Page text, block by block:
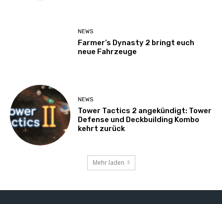
NEWS
Farmer’s Dynasty 2 bringt euch
neue Fahrzeuge
NEWS
Tower Tactics 2 angekündigt: Tower
Defense und Deckbuilding Kombo
kehrt zurück
Mehr laden